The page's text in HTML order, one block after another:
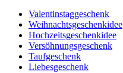
Valentinstaggeschenk
Weihnachtsgeschenkidee
Hochzeitsgeschenkidee
Versöhnungsgeschenk
Taufgeschenk
Liebesgeschenk